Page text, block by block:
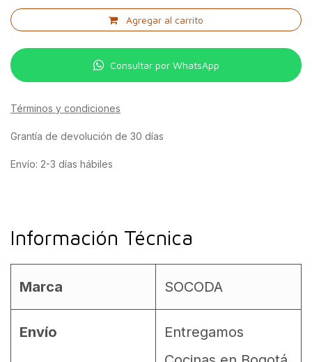
Agregar al carrito
Consultar por WhatsApp
Términos y condiciones
Grantía de devolución de 30 días
Envío: 2-3 días hábiles
Información Técnica
Marca SOCODA
Envío
Entregamos